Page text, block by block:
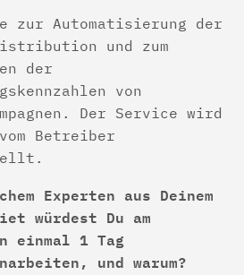
zur Automatisierung der
und zum
der
von
Der Service wird
Betreiber
Experten aus Deinem
würdest Du am
einmal 1 Tag
und warum?